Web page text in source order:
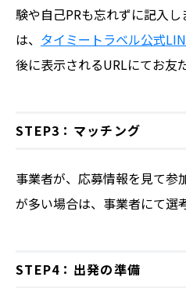
験や自己PRも忘れずに記入
は、 タイミートラベル公式
後に表示されるURLにてお友
STEP3：マッチング
事業者が、応募情報を見て参
が多い場合は、事業者にて選
STEP4：出発の準備